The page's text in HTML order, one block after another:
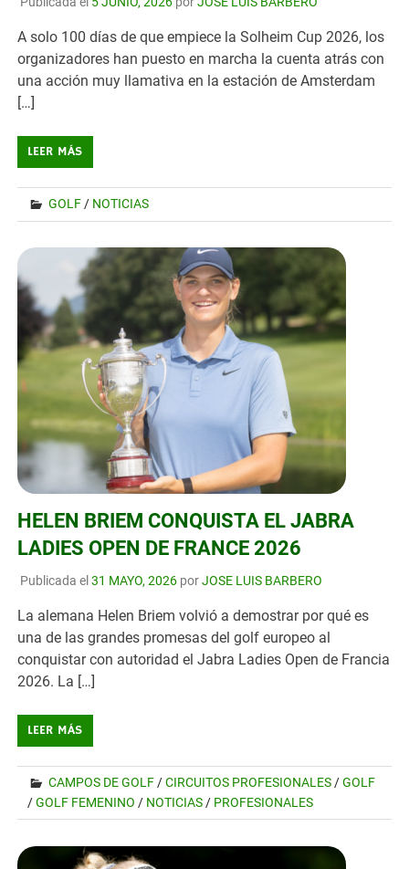
A solo 100 días de que empiece la Solheim Cup 2026, los
organizadores han puesto en marcha la cuenta atrás con
una acción muy llamativa en la estación de Amsterdam
[…]
LEER MÁS
GOLF / NOTICIAS
HELEN BRIEM CONQUISTA EL JABRA
LADIES OPEN DE FRANCE 2026
Publicada el 31 MAYO, 2026porJOSE LUIS BARBERO
La alemana Helen Briem volvió a demostrar por qué es
una de las grandes promesas del golf europeo al
conquistar con autoridad el Jabra Ladies Open de Francia
2026. La […]
LEER MÁS
CAMPOS DE GOLF /CIRCUITOS PROFESIONALES /GOLF
/GOLF FEMENINO / NOTICIAS / PROFESIONALES